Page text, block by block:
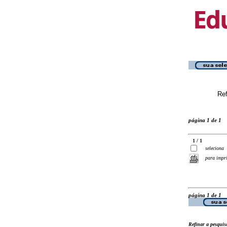
página 1 de 1
1 / 1
seleciona
para
página 1 de 1
Refinar a